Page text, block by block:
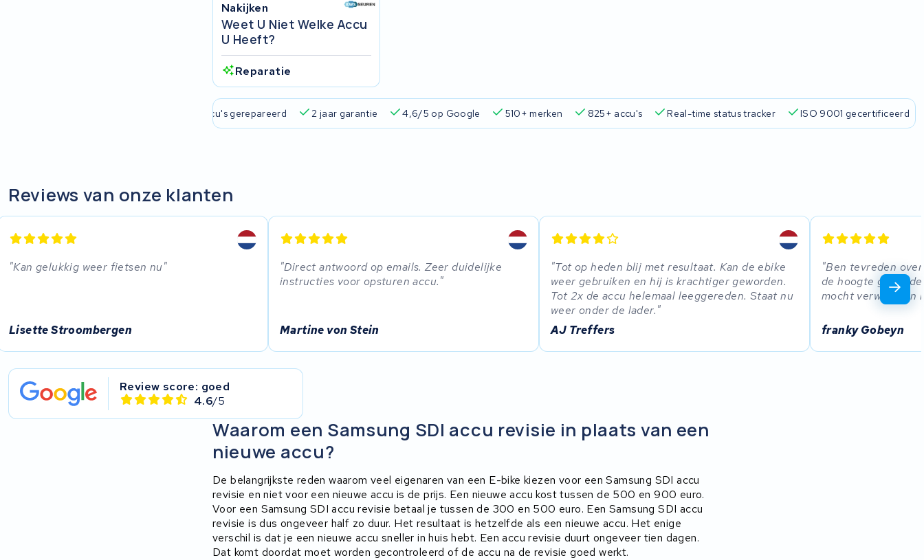
Popal
VARTA AG
KUKA AG
Nakijken
Weet U Niet Welke Accu
U Heeft?
Reparatie
45.000+ accu's gerepareerd 2 jaar garantie 4,6/5 op Google 510+ merken 825+ accu's Real-time status tracker ISO 9001 gecertificeerd
Reviews van onze klanten
Kan gelukkig weer fietsen nu
Lisette Stroombergen
Direct antwoord op emails. Zeer duidelijke
instructies voor opsturen accu.
Martine von Stein
Tot op heden blij met resultaat. Kan de ebike
weer gebruiken en hij is krachtiger geworden.
Tot 2x de accu helemaal leeggereden. Staat nu
weer onder de lader.
AJ Treffers
Ben tevreden
de hoogte
mocht verwachten
franky Gobeyn
Review score: goed
4.6/5
Waarom een Samsung SDI accu revisie in plaats van een
nieuwe accu?
De belangrijkste reden waarom veel eigenaren van een E-bike kiezen voor een Samsung SDI accu
revisie en niet voor een nieuwe accu is de prijs. Een nieuwe accu kost tussen de 500 en 900 euro.
Voor een Samsung SDI accu revisie betaal je tussen de 300 en 500 euro. Een Samsung SDI accu
revisie is dus ongeveer half zo duur. Het resultaat is hetzelfde als een nieuwe accu. Het enige
verschil is dat je een nieuwe accu sneller in huis hebt. Een accu revisie duurt ongeveer tien dagen.
Dat komt doordat moet worden gecontroleerd of de accu na de revisie goed werkt.